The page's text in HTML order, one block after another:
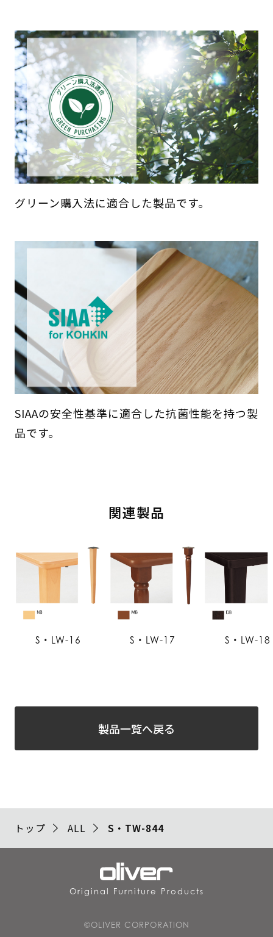
グリーン購入法に適合した製品です。
SIAAの安全性基準に適合した抗菌性能を持つ製
品です。
関連製品
S・LW-16 S・LW-17 S・LW-18
製品一覧へ戻る
トップ ALL S・TW-844
Original Furniture Products
©OLIVER CORPORATION